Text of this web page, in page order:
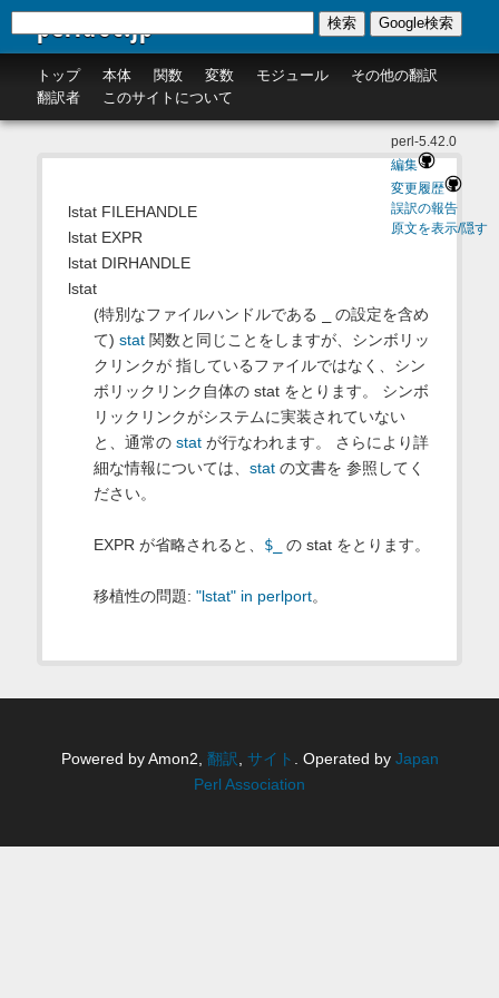
perldoc.jp
トップ 本体 関数 変数 モジュール
その他の翻訳
翻訳者
このサイトについて
検索 Google検索
perl-5.42.0
編集
変更履歴
誤訳の報告
原文を表示/隠す
lstat FILEHANDLE
lstat EXPR
lstat DIRHANDLE
lstat
(特別なファイルハンドルである
の設定を含め
て) stat関数と同じことをしますが、シンボリッ
クリンクが 指しているファイルではなく、シン
ボリックリンク自体の stat をとります。 シンボ
リックリンクがシステムに実装されていない
と、通常の statが行なわれます。 さらにより詳
細な情報については、 statの文書を 参照してく
ださい。
EXPR が省略されると、 $_ の stat をとります。
移植性の問題: "lstat" in perlport。
Powered by Amon2, 翻訳, サイト . Operated by Japan
Perl Association